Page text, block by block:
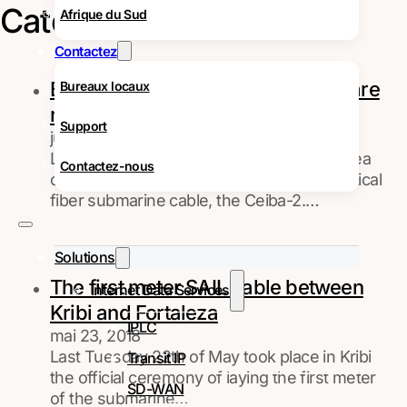
Afrique du Sud
Contactez
Bureaux locaux
Support
Contactez-nous
Solutions
Internet Data Services
IPLC
Transit IP
SD-WAN
Catégorie :
Equatorial Guinea and Cameroon are
now more connected
juin 6, 2018
Last Monday, 4th of June, Equatorial Guinea
officially inaugurated its link to the new optical
fiber submarine cable, the Ceiba-2.…
The first meter SAIL cable between
Kribi and Fortaleza
mai 23, 2018
Last Tuesday 22th of May took place in Kribi
the official ceremony of laying the first meter
of the submarine…